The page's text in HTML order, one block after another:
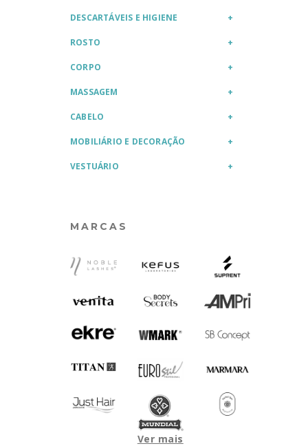
DESCARTÁVEIS E HIGIENE
ROSTO
CORPO
MASSAGEM
CABELO
MOBILIÁRIO E DECORAÇÃO
VESTUÁRIO
MARCAS
Ver mais